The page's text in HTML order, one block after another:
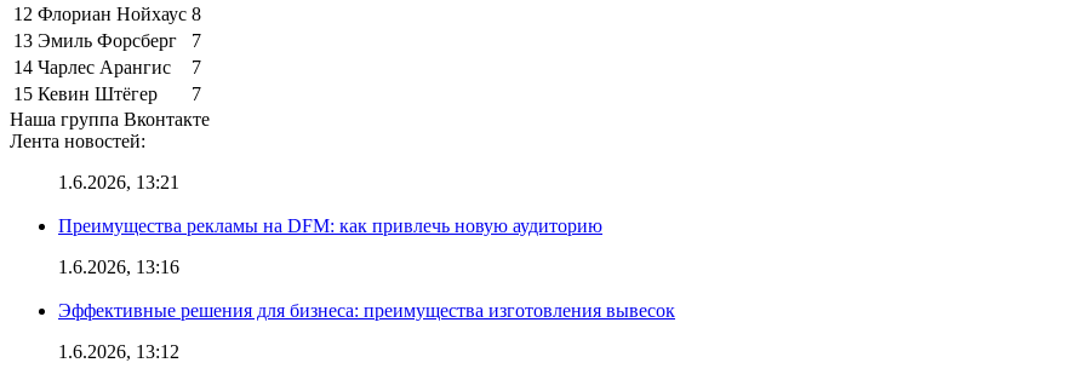
12 Флориан Нойхаус 8
13 Эмиль Форсберг
7
14 Чарлес Арангис
7
15 Кевин Штёгер
7
Наша группа Вконтакте
Лента новостей:
1.6.2026, 13:21
Преимущества рекламы на DFM: как привлечь новую аудиторию
1.6.2026, 13:16
Эффективные решения для бизнеса: преимущества изготовления вывесок
1.6.2026, 13:12